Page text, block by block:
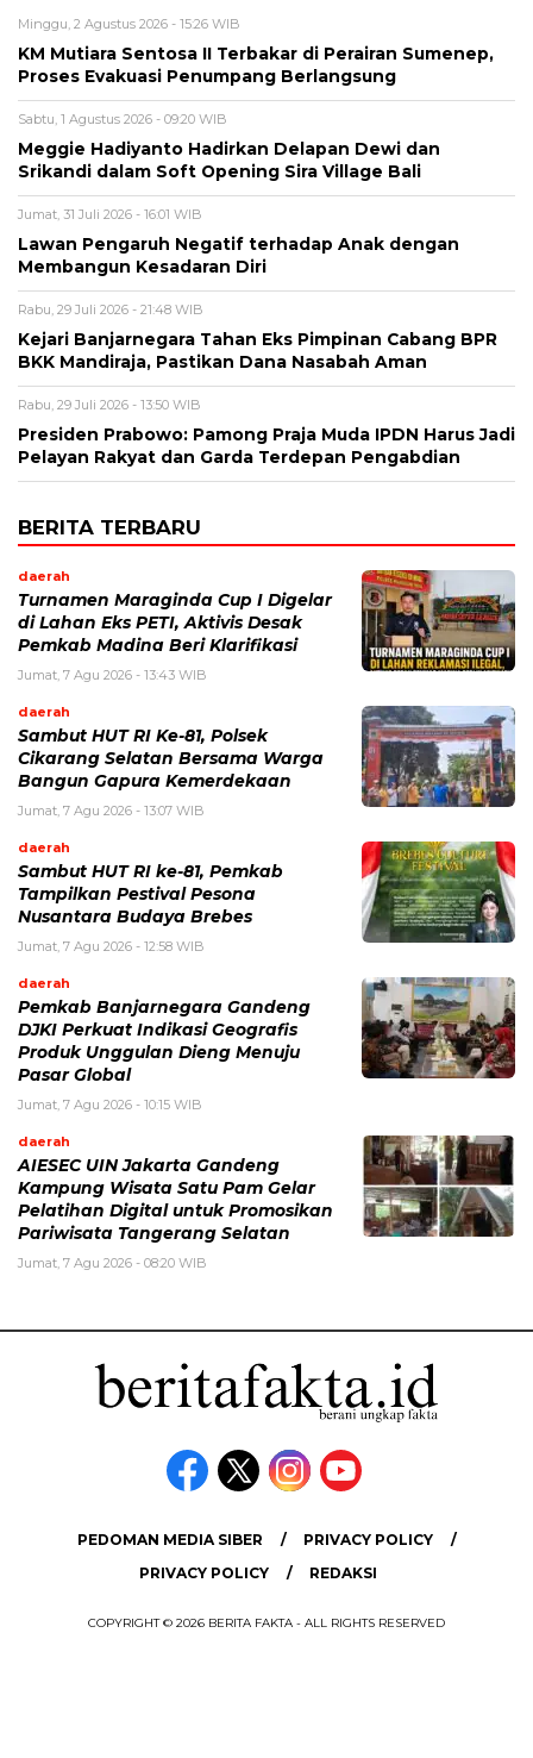
Minggu, 2 Agustus 2026 - 15:26 WIB
KM Mutiara Sentosa II Terbakar di Perairan Sumenep,
Proses Evakuasi Penumpang Berlangsung
Sabtu, 1 Agustus 2026 - 09:20 WIB
Meggie Hadiyanto Hadirkan Delapan Dewi dan
Srikandi dalam Soft Opening Sira Village Bali
Jumat, 31 Juli 2026 - 16:01 WIB
Lawan Pengaruh Negatif terhadap Anak dengan
Membangun Kesadaran Diri
Rabu, 29 Juli 2026 - 21:48 WIB
Kejari Banjarnegara Tahan Eks Pimpinan Cabang BPR
BKK Mandiraja, Pastikan Dana Nasabah Aman
Rabu, 29 Juli 2026 - 13:50 WIB
Presiden Prabowo: Pamong Praja Muda IPDN Harus Jadi
Pelayan Rakyat dan Garda Terdepan Pengabdian
BERITA TERBARU
daerah
Turnamen Maraginda Cup I Digelar
di Lahan Eks PETI, Aktivis Desak
Pemkab Madina Beri Klarifikasi
Jumat, 7 Agu 2026 - 13:43 WIB
daerah
Sambut HUT RI Ke-81, Polsek
Cikarang Selatan Bersama Warga
Bangun Gapura Kemerdekaan
Jumat, 7 Agu 2026 - 13:07 WIB
daerah
Sambut HUT RI ke-81, Pemkab
Tampilkan Pestival Pesona
Nusantara Budaya Brebes
Jumat, 7 Agu 2026 - 12:58 WIB
daerah
Pemkab Banjarnegara Gandeng
DJKI Perkuat Indikasi Geografis
Produk Unggulan Dieng Menuju
Pasar Global
Jumat, 7 Agu 2026 - 10:15 WIB
daerah
AIESEC UIN Jakarta Gandeng
Kampung Wisata Satu Pam Gelar
Pelatihan Digital untuk Promosikan
Pariwisata Tangerang Selatan
Jumat, 7 Agu 2026 - 08:20 WIB
PEDOMAN MEDIA SIBER
PRIVACY POLICY
PRIVACY POLICY
REDAKSI
COPYRIGHT © 2026 BERITA FAKTA - ALL RIGHTS RESERVED